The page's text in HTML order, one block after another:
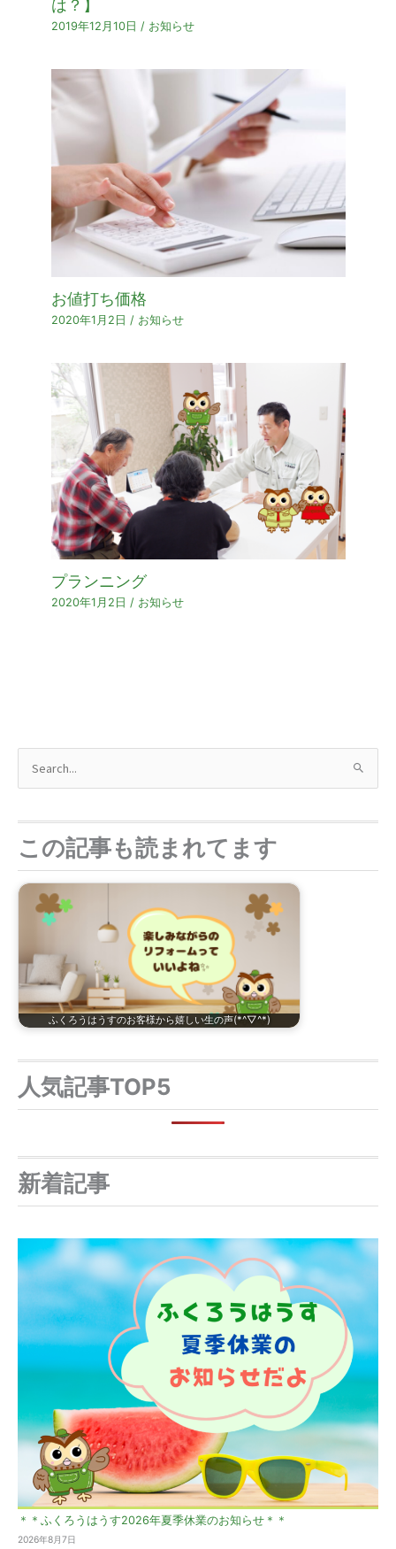
は？】
2019年12月10日 / お知らせ
お値打ち価格
2020年1月2日 / お知らせ
プランニング
2020年1月2日 / お知らせ
象
この記事も読まれてます
ふくろうはうすのお客様から嬉しい生の声(*^▽^*)
人気記事TOP5
新着記事
＊＊ふくろうはうす2026年夏季休業のお知らせ＊＊
2026年8月7日